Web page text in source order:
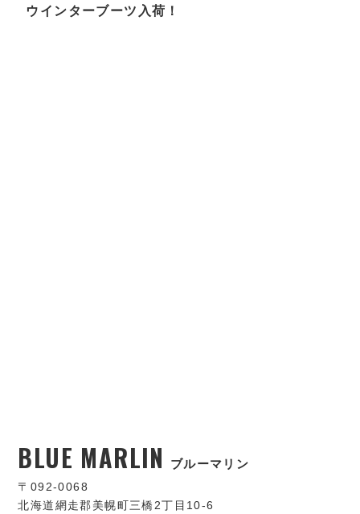
ウインターブーツ入荷！
BLUE MARLIN ブルーマリン
〒092-0068
北海道網走郡美幌町三橋2丁目10-6